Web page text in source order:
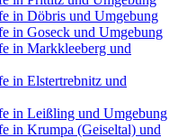
in Döbris und Umgebung
in Goseck und Umgebung
in Markkleeberg und
in Elstertrebnitz und
in Leißling und Umgebung
in Krumpa (Geiseltal) und